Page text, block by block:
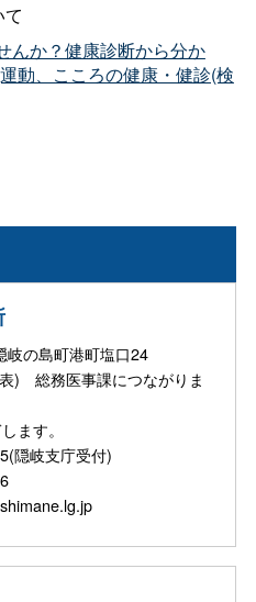
んか？健康診断から分か
動、こころの健康・健診(検
の島町港町塩口24
) 総務医事課につながりま
ます。
隠岐支庁受付)